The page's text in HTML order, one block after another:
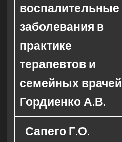
воспалительные
заболевания в
практике
терапевтов и
семейных врачей
Гордиенко А.В.
Сапего Г.О.